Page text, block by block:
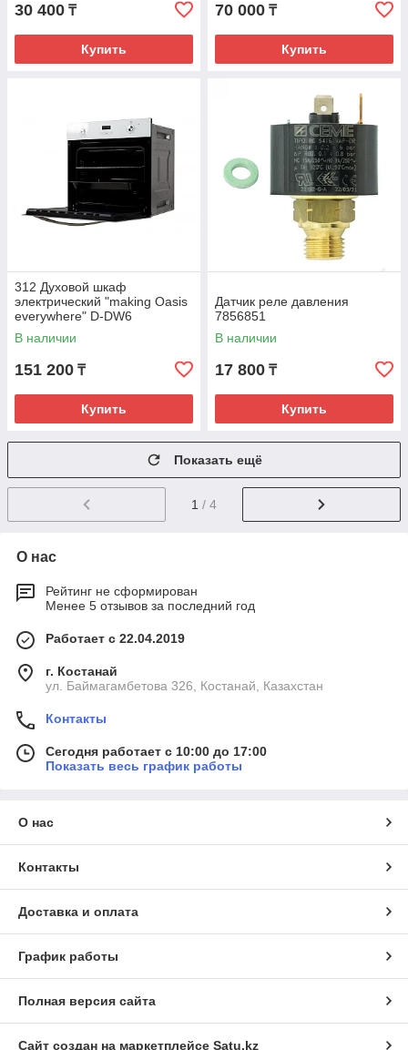
30 400 ₸
Купить
70 000 ₸
Купить
312 Духовой шкаф
электрический "making Oasis
everywhere" D-DW6
В наличии
151 200 ₸
Купить
Датчик реле давления
7856851
В наличии
17 800 ₸
Купить
Показать ещё
1 / 4
О нас
Рейтинг не сформирован
Менее 5 отзывов за последний год
Работает с 22.04.2019
г. Костанай
ул. Баймагамбетова 326, Костанай, Казахстан
Контакты
Сегодня работает с 10:00 до 17:00
Показать весь график работы
О нас
Контакты
Доставка и оплата
График работы
Полная версия сайта
Сайт создан на маркетплейсе Satu.kz